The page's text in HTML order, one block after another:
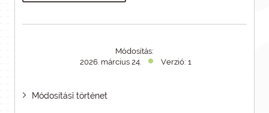
Módosítás:
2026. március 24.
Verzió: 1
Módosítási történet